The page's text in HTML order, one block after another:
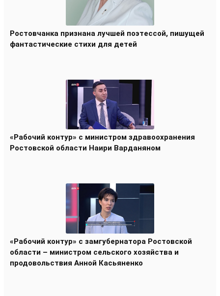
Ростовчанка признана лучшей поэтессой, пишущей
фантастические стихи для детей
«Рабочий контур» с министром здравоохранения
Ростовской области Наири Варданяном
«Рабочий контур» с замгубернатора Ростовской
области – министром сельского хозяйства и
продовольствия Анной Касьяненко